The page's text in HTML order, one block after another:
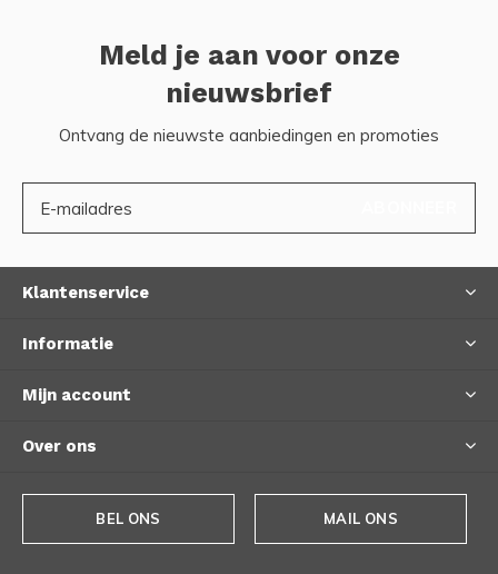
Meld je aan voor onze
nieuwsbrief
Ontvang de nieuwste aanbiedingen en promoties
Klantenservice
Informatie
Mijn account
Over ons
BEL ONS MAIL ONS